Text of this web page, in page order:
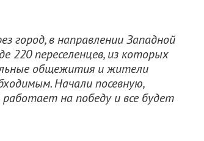
город, в направлении Западной
220 переселенцев, из которых
общежития и жители
Начали посевную,
на победу и все будет